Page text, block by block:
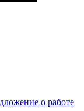
о работе